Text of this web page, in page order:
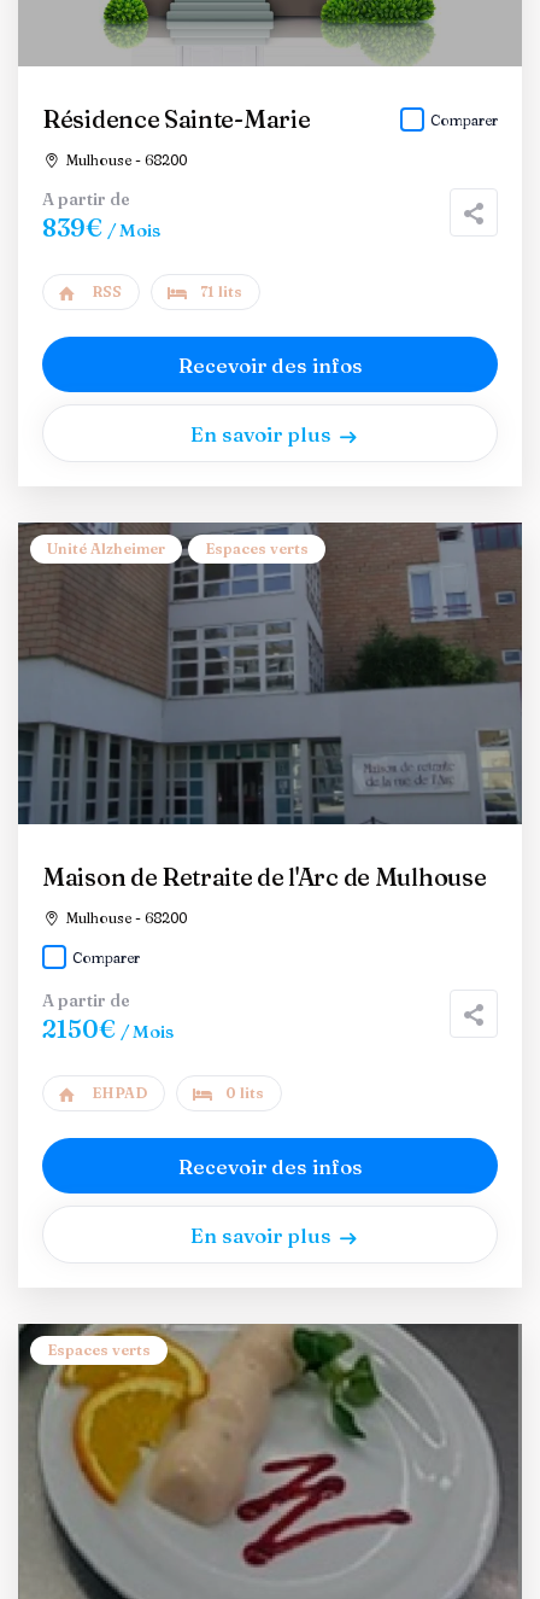
Résidence Sainte-Marie
Mulhouse - 68200
Comparer
A partir de
839€ / Mois
RSS 71 lits
Recevoir des infos
En savoir plus
Unité Alzheimer Espaces verts
Maison de Retraite de l'Arc de Mulhouse
Mulhouse - 68200
Comparer
A partir de
2150€ / Mois
EHPAD 0 lits
Recevoir des infos
En savoir plus
Espaces verts